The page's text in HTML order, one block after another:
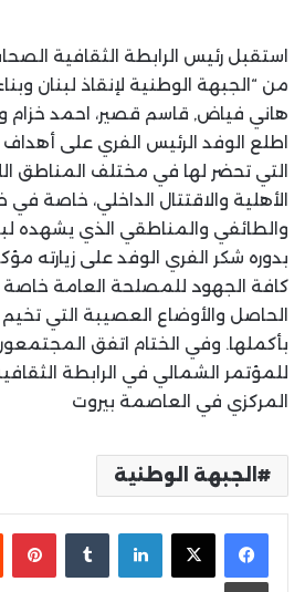
استقبل رئيس الرابطة الثقافية
من “الجبهة الوطنية لإنقاذ لبنان
هاني فياض, قاسم قصير، احمد خزام
اطلع الوفد الرئيس الفري على
التي تحضر لها في مختلف المناطق
الأهلية والاقتتال الداخلي، خاصة
والطائفي والمناطقي الذي يشهده
بدوره شكر الفري الوفد على زيارته
كافة الجهود للمصلحة العامة خاصة
الحاصل والأوضاع العصيبة التي
بأكملها. وفي الختام اتفق
للمؤتمر الشمالي في الرابطة
المركزي في العاصمة بيروت
الجبهة الوطنية
لينكدإن
طباعة